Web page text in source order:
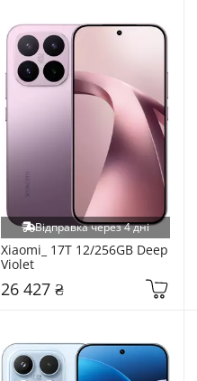
Відправка через 4 дні
Xiaomi_ 17T 12/256GB Deep
Violet
26 427 ₴